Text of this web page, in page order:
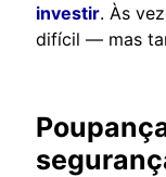
investir. Às
difícil — mas